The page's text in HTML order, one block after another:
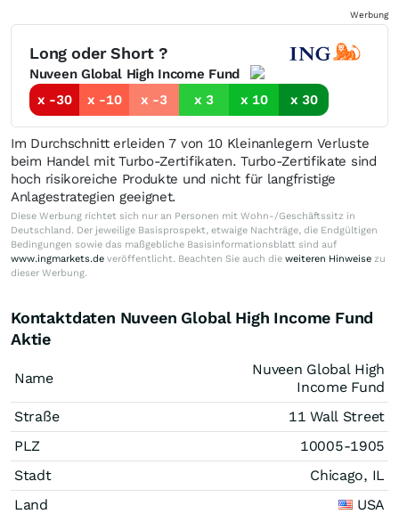
Werbung
Long oder Short ?
Nuveen Global High Income Fund
x -30
x -10 x -3 x 3 x 10 x 30
Im Durchschnitt erleiden 7 von 10 Kleinanlegern Verluste
beim Handel mit Turbo-Zertifikaten. Turbo-Zertifikate sind
hoch risikoreiche Produkte und nicht für langfristige
Anlagestrategien geeignet.
Diese Werbung richtet sich nur an Personen mit Wohn-/Geschäftssitz in
Deutschland. Der jeweilige Basisprospekt, etwaige Nachträge, die Endgültigen
Bedingungen sowie das maßgebliche Basisinformationsblatt sind auf
www.ingmarkets.de veröffentlicht. Beachten Sie auch die weiteren Hinweise zu
dieser Werbung.
Kontaktdaten Nuveen Global High Income Fund
Aktie
Name
Nuveen Global High
Income Fund
Straße
11 Wall Street
PLZ
10005-1905
Stadt
Chicago, IL
Land
USA